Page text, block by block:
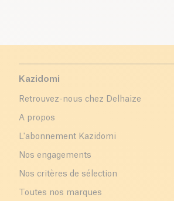
Kazidomi
Retrouvez-nous chez Delhaize
A propos
L'abonnement Kazidomi
Nos engagements
Nos critères de sélection
Toutes nos marques